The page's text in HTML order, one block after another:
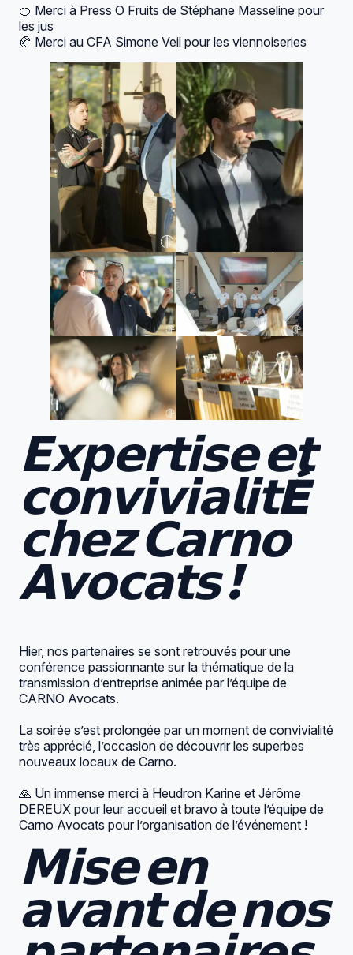
🍊 Merci à Press O Fruits de Stéphane Masseline pour
les jus
🥐 Merci au CFA Simone Veil pour les viennoiseries
𝗘𝘅𝗽𝗲𝗿𝘁𝗶𝘀𝗲 𝗲𝘁
𝗰𝗼𝗻𝘃𝗶𝘃𝗶𝗮𝗹𝗶𝘁É
𝗰𝗵𝗲𝘇 𝗖𝗮𝗿𝗻𝗼
𝗔𝘃𝗼𝗰𝗮𝘁𝘀 !
Hier, nos partenaires se sont retrouvés pour une
conférence passionnante sur la thématique de la
transmission d’entreprise animée par l’équipe de
CARNO Avocats.
La soirée s’est prolongée par un moment de convivialité
très apprécié, l’occasion de découvrir les superbes
nouveaux locaux de Carno.
🙏 Un immense merci à Heudron Karine et Jérôme
DEREUX pour leur accueil et bravo à toute l’équipe de
Carno Avocats pour l’organisation de l’événement !
𝗠𝗶𝘀𝗲 𝗲𝗻
𝗮𝘃𝗮𝗻𝘁 𝗱𝗲 𝗻𝗼𝘀